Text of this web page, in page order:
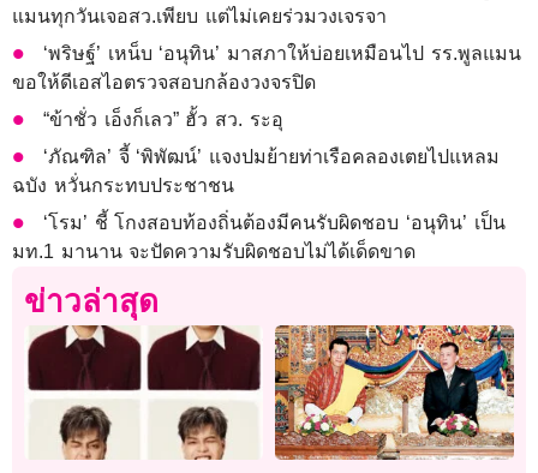
แมนทุกวันเจอสว.เพียบ แต่ไม่เคยร่วมวงเจรจา
‘พริษฐ์’ เหน็บ ‘อนุทิน’ มาสภาให้บ่อยเหมือนไป รร.พูลแมน
ขอให้ดีเอสไอตรวจสอบกล้องวงจรปิด
“ข้าชั่ว เอ็งก็เลว” ฮั้ว สว. ระอุ
‘ภัณฑิล’ จี้ ‘พิพัฒน์’ แจงปมย้ายท่าเรือคลองเตยไปแหลม
ฉบัง หวั่นกระทบประชาชน
‘โรม’ ชี้ โกงสอบท้องถิ่นต้องมีคนรับผิดชอบ ‘อนุทิน’ เป็น
มท.1 มานาน จะปัดความรับผิดชอบไม่ได้เด็ดขาด
ข่าวล่าสุด